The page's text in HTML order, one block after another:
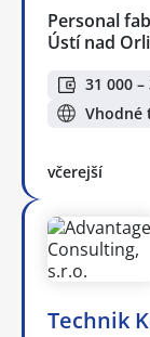
Personal
Ústí nad
31 000 –
Vhodné
včerejší
Technik